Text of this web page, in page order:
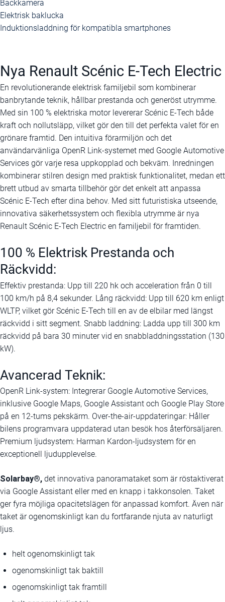
Backkamera
Elektrisk baklucka
Induktionsladdning för kompatibla smartphones
Nya Renault Scénic E-Tech Electric
En revolutionerande elektrisk familjebil som kombinerar
banbrytande teknik, hållbar prestanda och generöst utrymme.
Med sin 100 % elektriska motor levererar Scénic E-Tech både
kraft och nollutsläpp, vilket gör den till det perfekta valet för en
grönare framtid. Den intuitiva förarmiljön och det
användarvänliga OpenR Link-systemet med Google Automotive
Services gör varje resa uppkopplad och bekväm. Inredningen
kombinerar stilren design med praktisk funktionalitet, medan ett
brett utbud av smarta tillbehör gör det enkelt att anpassa
Scénic E-Tech efter dina behov. Med sitt futuristiska utseende,
innovativa säkerhetssystem och flexibla utrymme är nya
Renault Scénic E-Tech Electric en familjebil för framtiden.
100 % Elektrisk Prestanda och
Räckvidd:
Effektiv prestanda: Upp till 220 hk och acceleration från 0 till
100 km/h på 8,4 sekunder. Lång räckvidd: Upp till 620 km enligt
WLTP, vilket gör Scénic E-Tech till en av de elbilar med längst
räckvidd i sitt segment. Snabb laddning: Ladda upp till 300 km
räckvidd på bara 30 minuter vid en snabbladdningsstation (130
kW).
Avancerad Teknik:
OpenR Link-system: Integrerar Google Automotive Services,
inklusive Google Maps, Google Assistant och Google Play Store
på en 12-tums pekskärm. Over-the-air-uppdateringar: Håller
bilens programvara uppdaterad utan besök hos återförsäljaren.
Premium ljudsystem: Harman Kardon-ljudsystem för en
exceptionell ljudupplevelse.
Solarbay®, det innovativa panoramataket som är röstaktiverat
via Google Assistant eller med en knapp i takkonsolen. Taket
ger fyra möjliga opacitetslägen för anpassad komfort. Även när
taket är ogenomskinligt kan du fortfarande njuta av naturligt
ljus.
helt ogenomskinligt tak
ogenomskinligt tak baktill
ogenomskinligt tak framtill